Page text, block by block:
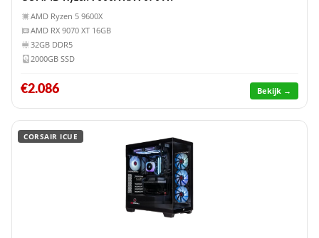
AMD Ryzen 5 9600X
AMD RX 9070 XT 16GB
32GB DDR5
2000GB SSD
€2.086 Bekijk →
CORSAIR ICUE